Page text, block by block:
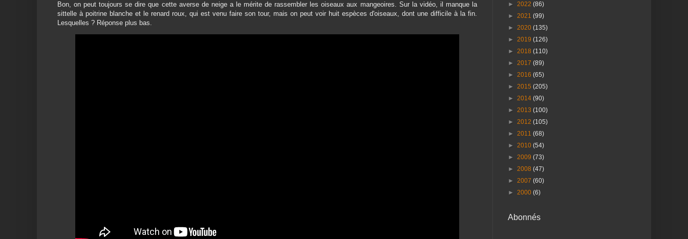
Bon, on peut toujours se dire que cette averse de neige a le mérite de rassembler les oiseaux aux mangeoires. Sur la vidéo, il manque la
sittelle à poitrine blanche et le renard roux, qui est venu faire son tour, mais on peut voir huit espèces d'oiseaux, dont une difficile à la fin.
Lesquelles ? Réponse plus bas.
► 2022 (86)
► 2021 (99)
► 2020 (135)
► 2019 (126)
► 2018 (110)
► 2017 (89)
► 2016 (65)
► 2015 (205)
► 2014 (90)
► 2013 (100)
► 2012 (105)
► 2011 (68)
► 2010 (54)
► 2009 (73)
► 2008 (47)
► 2007 (60)
► 2000 (6)
Abonnés